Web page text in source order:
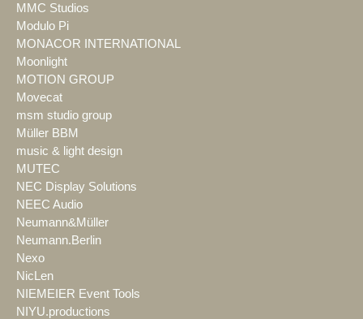
MMC Studios
Modulo Pi
MONACOR INTERNATIONAL
Moonlight
MOTION GROUP
Movecat
msm studio group
Müller BBM
music & light design
MUTEC
NEC Display Solutions
NEEC Audio
Neumann&Müller
Neumann.Berlin
Nexo
NicLen
NIEMEIER Event Tools
NIYU.productions